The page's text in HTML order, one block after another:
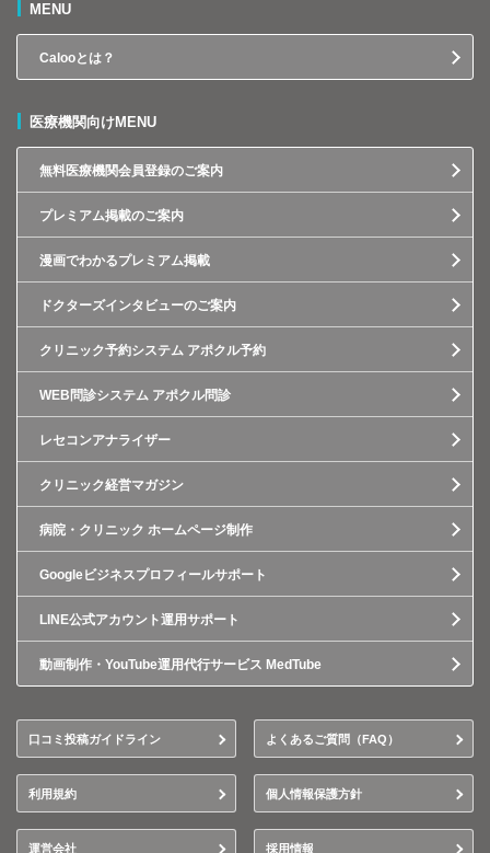
MENU
Calooとは？
医療機関向けMENU
無料医療機関会員登録のご案内
プレミアム掲載のご案内
漫画でわかるプレミアム掲載
ドクターズインタビューのご案内
クリニック予約システム アポクル予約
WEB問診システム アポクル問診
レセコンアナライザー
クリニック経営マガジン
病院・クリニック ホームページ制作
Googleビジネスプロフィールサポート
LINE公式アカウント運用サポート
動画制作・YouTube運用代行サービス MedTube
口コミ投稿ガイドライン よくあるご質問（FAQ）
利用規約 個人情報保護方針
運営会社 採用情報